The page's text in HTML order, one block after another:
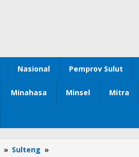
Nasional Pemprov Sulut
Minahasa Minsel Mitra
» Sulteng »